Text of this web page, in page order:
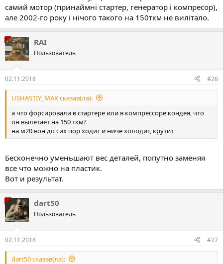
самий мотор (принаймні стартер, генератор і компресор),
але 2002-го року і нічого такого на 150ткм не вилітало.
RAI
Пользователь
02.11.2018 #26
USHASTIY_MAX сказав(ла):
а что форсировали в стартере или в компрессоре кондея, что
он вылетает на 150 ткм?
на м20 вон до сих пор ходит и ниче холодит, крутит
Бесконечно уменьшают вес деталей, попутно заменяя
все что можно на пластик.
Вот и результат.
dart50
Пользователь
02.11.2018 #27
dart50 сказав(ла):